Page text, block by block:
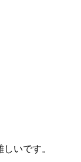
いです。